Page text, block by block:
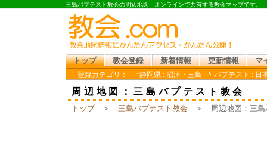
三島バプテスト教会の周辺地図 - オンラインで共有する教会マップです。
トップ 教会登録 新着情報 更新情報
マ
登録カテゴリ：
静岡県 : 沼津・三島 バプテスト : 日
周辺地図：三島バプテスト教会
トップ ＞ 三島バプテスト教会 ＞ 周辺地図：三島